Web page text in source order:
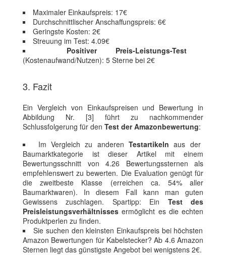
Maximaler Einkaufspreis: 17€
Durchschnittlischer Anschaffungspreis: 6€
Geringste Kosten: 2€
Streuung im Test: 4.09€
Positiver Preis-Leistungs-Test
(Kostenaufwand/Nutzen): 5 Sterne bei 2€
3. Fazit
Ein Vergleich von Einkaufspreisen und Bewertung in
Abbildung Nr. [3] führt zu nachkommender
Schlussfolgerung für den Test der Amazonbewertung:
Im Vergleich zu anderenTestartikeln aus der
Baumarktkategorie ist dieser Artikel mit einem
Bewertungsschnitt von 4.26 Bewertungssternen als
empfehlenswert zu bewerten. Die Evaluation genügt für
die zweitbeste Klasse (erreichen ca. 54% aller
Baumarktwaren). In diesem Fall kann man guten
Gewissens zuschlagen. Spartipp: Ein Test des
Preisleistungsverhältnisses ermöglicht es die echten
Produktperlen zu finden.
Sie suchen den kleinsten Einkaufspreis bei höchsten
Amazon Bewertungen für Kabelstecker? Ab 4.6 Amazon
Sternen liegt das günstigste Angebot bei wenigstens 2€.